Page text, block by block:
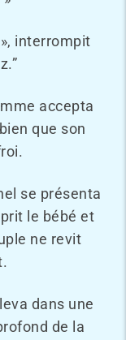
interrompit
accepta
que son
se présenta
le bébé et
ne revit
dans une
de la